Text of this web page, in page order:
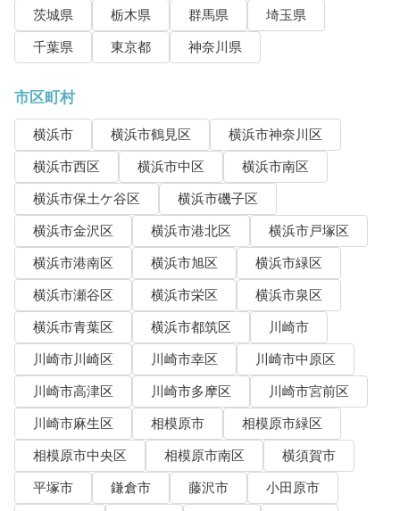
茨城県 栃木県 群馬県
埼玉県
千葉県
東京都 神奈川県
市区町村
横浜市 横浜市鶴見区
横浜市神奈川区
横浜市西区
横浜市中区
横浜市南区
横浜市保土ケ谷区
横浜市磯子区
横浜市金沢区
横浜市港北区
横浜市戸塚区
横浜市港南区
横浜市旭区
横浜市緑区
横浜市瀬谷区
横浜市栄区
横浜市泉区
横浜市青葉区
横浜市都筑区
川崎市
川崎市川崎区
川崎市幸区
川崎市中原区
川崎市高津区
川崎市多摩区
川崎市宮前区
川崎市麻生区
相模原市
相模原市緑区
相模原市中央区
相模原市南区
横須賀市
平塚市
鎌倉市 藤沢市
小田原市